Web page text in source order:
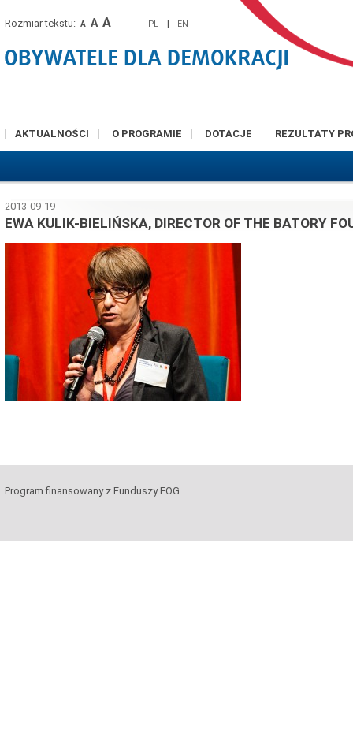
Rozmiar tekstu: A A A PL | EN
AKTUALNOŚCI O PROGRAMIE DOTACJE REZULTATY
2013-09-19
EWA KULIK-BIELIŃSKA, DIRECTOR OF THE BATORY
Program finansowany z Funduszy EOG